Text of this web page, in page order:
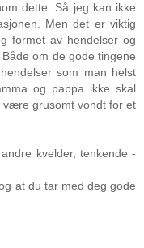
dette. Så jeg kan ikke
Men det er viktig
formet av hendelser og
om de gode tingene
som man helst
og pappa ikke skal
grusomt vondt for et
kvelder, tenkende -
at du tar med deg gode